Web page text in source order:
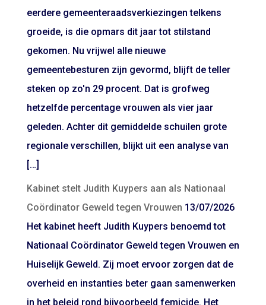
eerdere gemeenteraadsverkiezingen telkens
groeide, is die opmars dit jaar tot stilstand
gekomen. Nu vrijwel alle nieuwe
gemeentebesturen zijn gevormd, blijft de teller
steken op zo'n 29 procent. Dat is grofweg
hetzelfde percentage vrouwen als vier jaar
geleden. Achter dit gemiddelde schuilen grote
regionale verschillen, blijkt uit een analyse van
[…]
Kabinet stelt Judith Kuypers aan als Nationaal
Coördinator Geweld tegen Vrouwen 13/07/2026
Het kabinet heeft Judith Kuypers benoemd tot
Nationaal Coördinator Geweld tegen Vrouwen en
Huiselijk Geweld. Zij moet ervoor zorgen dat de
overheid en instanties beter gaan samenwerken
in het beleid rond bijvoorbeeld femicide. Het